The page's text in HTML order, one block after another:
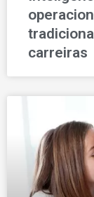
carreiras